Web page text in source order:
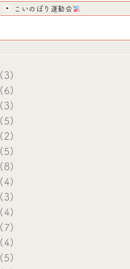
こいのぼり運動会
(3)
(6)
(3)
(5)
(2)
(5)
(8)
(4)
(3)
(4)
(7)
(4)
(5)